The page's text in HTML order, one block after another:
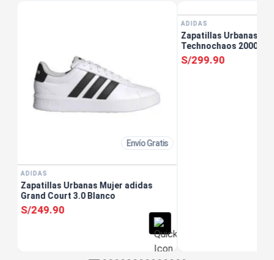
Envío Gratis
ADIDAS
Zapatillas Urbanas Mujer adidas
Grand Court 3.0 Blanco
S/249.90
ADIDAS
Zapatillas Urbanas
Technochaos 2000
S/299.90